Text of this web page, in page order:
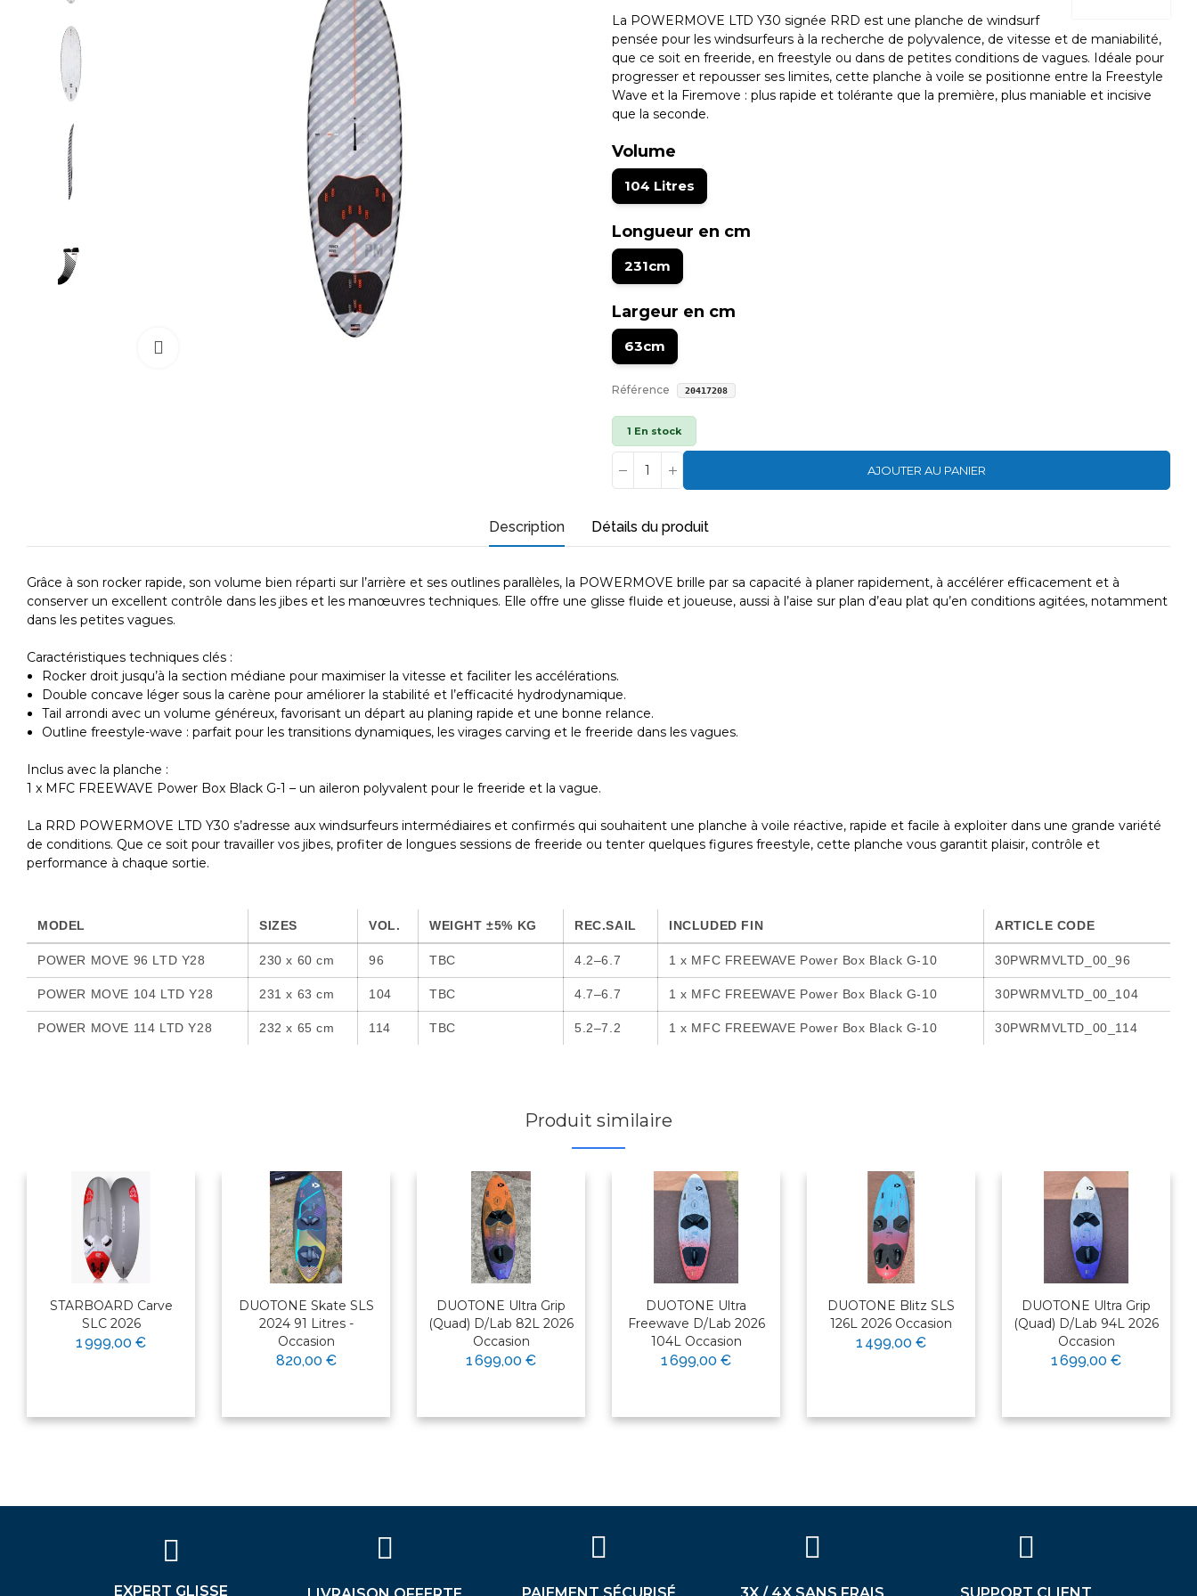
La POWERMOVE LTD Y30 signée RRD est une planche de windsurf
pensée pour les windsurfeurs à la recherche de polyvalence, de vitesse et de maniabilité,
que ce soit en freeride, en freestyle ou dans de petites conditions de vagues. Idéale pour
progresser et repousser ses limites, cette planche à voile se positionne entre la Freestyle
Wave et la Firemove : plus rapide et tolérante que la première, plus maniable et incisive
que la seconde.
Volume
104 Litres
Longueur en cm
231cm
Largeur en cm
63cm
Référence 20417208
1 En stock
AJOUTER AU PANIER
Description Détails du produit
Grâce à son rocker rapide, son volume bien réparti sur l’arrière et ses outlines parallèles, la POWERMOVE brille par sa capacité à planer rapidement, à accélérer efficacement et à
conserver un excellent contrôle dans les jibes et les manœuvres techniques. Elle offre une glisse fluide et joueuse, aussi à l’aise sur plan d’eau plat qu’en conditions agitées, notamment
dans les petites vagues.
Caractéristiques techniques clés :
Rocker droit jusqu’à la section médiane pour maximiser la vitesse et faciliter les accélérations.
Double concave léger sous la carène pour améliorer la stabilité et l’efficacité hydrodynamique.
Tail arrondi avec un volume généreux, favorisant un départ au planing rapide et une bonne relance.
Outline freestyle-wave : parfait pour les transitions dynamiques, les virages carving et le freeride dans les vagues.
Inclus avec la planche :
1 x MFC FREEWAVE Power Box Black G-1 – un aileron polyvalent pour le freeride et la vague.
La RRD POWERMOVE LTD Y30 s’adresse aux windsurfeurs intermédiaires et confirmés qui souhaitent une planche à voile réactive, rapide et facile à exploiter dans une grande variété
de conditions. Que ce soit pour travailler vos jibes, profiter de longues sessions de freeride ou tenter quelques figures freestyle, cette planche vous garantit plaisir, contrôle et
performance à chaque sortie.
MODEL SIZES VOL. WEIGHT ±5% KG REC.SAIL INCLUDED FIN ARTICLE CODE
POWER MOVE 96 LTD Y28 230 x 60 cm 96 TBC 4.2–6.7 1 x MFC FREEWAVE Power Box Black G-10 30PWRMVLTD_00_96
POWER MOVE 104 LTD Y28 231 x 63 cm 104 TBC 4.7–6.7 1 x MFC FREEWAVE Power Box Black G-10 30PWRMVLTD_00_104
POWER MOVE 114 LTD Y28 232 x 65 cm 114 TBC 5.2–7.2 1 x MFC FREEWAVE Power Box Black G-10 30PWRMVLTD_00_114
Produit similaire
STARBOARD Carve
SLC 2026
1 999,00 €
DUOTONE Skate SLS
2024 91 Litres -
Occasion
820,00 €
DUOTONE Ultra Grip
(Quad) D/Lab 82L 2026
Occasion
1 699,00 €
DUOTONE Ultra
Freewave D/Lab 2026
104L Occasion
1 699,00 €
DUOTONE Blitz SLS
126L 2026 Occasion
1 499,00 €
DUOTONE Ultra Grip
(Quad) D/Lab 94L 2026
Occasion
1 699,00 €
×
EXPERT GLISSE